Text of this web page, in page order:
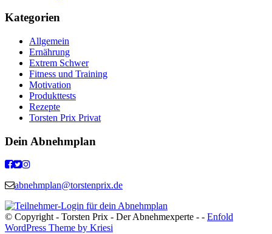
Kategorien
Allgemein
Ernährung
Extrem Schwer
Fitness und Training
Motivation
Produkttests
Rezepte
Torsten Prix Privat
Dein Abnehmplan
abnehmplan@torstenprix.de
© Copyright - Torsten Prix - Der Abnehmexperte - - Enfold
WordPress Theme by Kriesi